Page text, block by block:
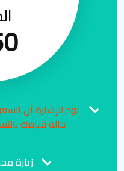
نود الإشارة أن
حالة قيامك
زيارة